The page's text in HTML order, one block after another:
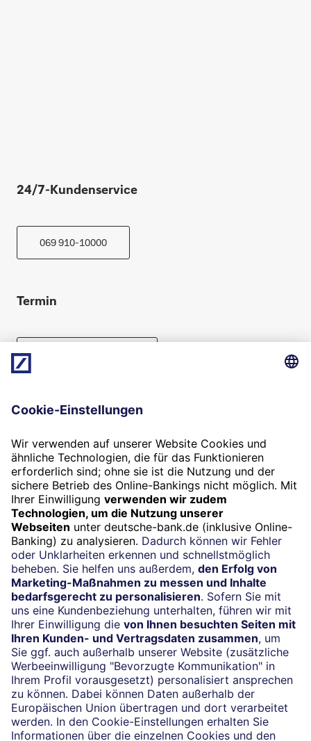
24/7-Kundenservice
069 910-10000
Termin
Folgen Sie uns
Widerruf
Vertrag widerrufen
Impressum
Konditionen und Preise
Rechtliche Hinweise
Datenschutz